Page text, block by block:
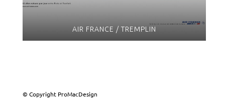
AIR FRANCE / TREMPLIN
© Copyright ProMacDesign